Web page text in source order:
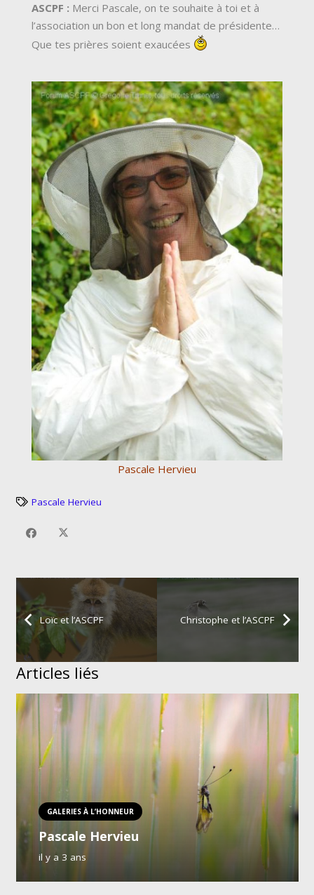
ASCPF : Merci Pascale, on te souhaite à toi et à
l’association un bon et long mandat de présidente…
Que tes prières soient exaucées
Pascale Hervieu
Pascale Hervieu
Loïc et l’ASCPF Christophe et l’ASCPF
Articles liés
GALERIES À L’HONNEUR
Pascale Hervieu
il y a 3 ans